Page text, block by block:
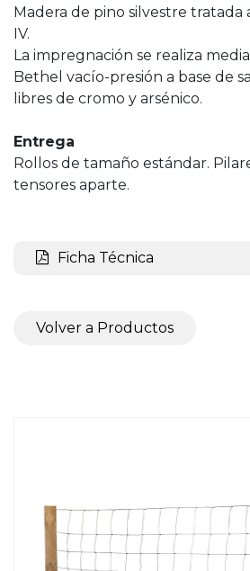
Madera de pino silvestre tratada
IV.
La impregnación se realiza
Bethel vacío-presión a base de
libres de cromo y arsénico.
Entrega
Rollos de tamaño estándar.
tensores aparte.
Ficha Técnica
Volver a Productos